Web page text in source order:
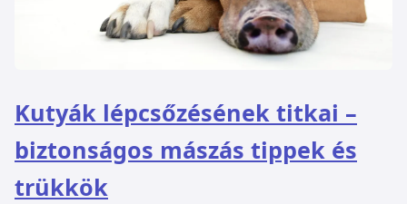
Kutyák lépcsőzésének titkai –
biztonságos mászás tippek és
trükkök